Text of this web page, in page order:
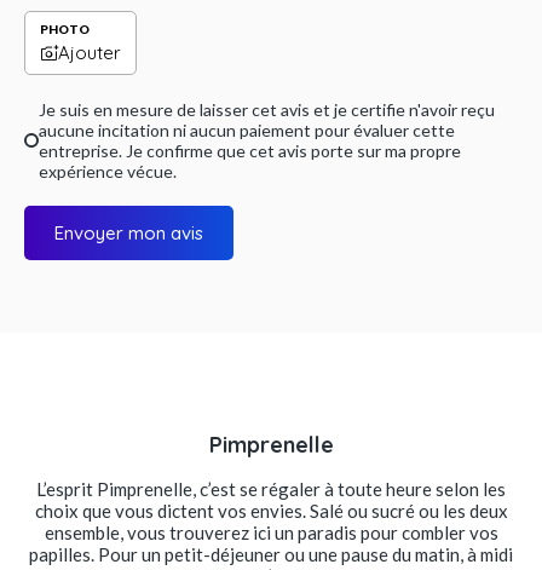
PHOTO
Ajouter
Je suis en mesure de laisser cet avis et je certifie n'avoir reçu
aucune incitation ni aucun paiement pour évaluer cette
entreprise. Je confirme que cet avis porte sur ma propre
expérience vécue.
Envoyer mon avis
Pimprenelle
L’esprit Pimprenelle, c’est se régaler à toute heure selon les
choix que vous dictent vos envies. Salé ou sucré ou les deux
ensemble, vous trouverez ici un paradis pour combler vos
papilles. Pour un petit-déjeuner ou une pause du matin, à midi